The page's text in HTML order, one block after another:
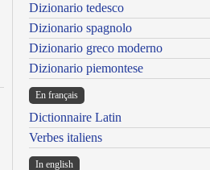
Dizionario tedesco
Dizionario spagnolo
Dizionario greco moderno
Dizionario piemontese
En français
Dictionnaire Latin
Verbes italiens
In english